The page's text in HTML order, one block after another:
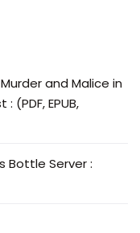
and Malice in
EPUB,
Bottle Server :